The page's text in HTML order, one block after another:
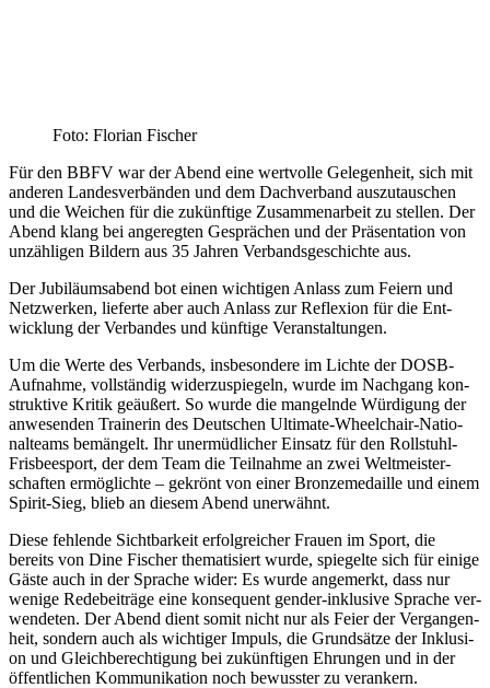
Foto: Flo­ri­an Fischer
Für den BBFV war der Abend eine wert­vol­le Gele­gen­heit, sich mit
ande­ren Lan­des­ver­bän­den und dem Dach­ver­band aus­zu­tau­schen
und die Wei­chen für die zukünf­ti­ge Zusam­men­ar­beit zu stel­len. Der
Abend klang bei ange­reg­ten Gesprä­chen und der Prä­sen­ta­ti­on von
unzäh­li­gen Bil­dern aus 35 Jah­ren Ver­bands­ge­schich­te aus.
Der Jubi­lä­ums­abend bot einen wich­ti­gen Anlass zum Fei­ern und
Netz­wer­ken, lie­fer­te aber auch Anlass zur Refle­xi­on für die Ent­
wick­lung der Ver­ban­des und künf­ti­ge Veranstaltungen.
Um die Wer­te des Ver­bands, ins­be­son­de­re im Lich­te der DOSB-
Auf­nah­me, voll­stän­dig wider­zu­spie­geln, wur­de im Nach­gang kon­
struk­ti­ve Kri­tik geäu­ßert. So wur­de die man­geln­de Wür­di­gung der
anwe­sen­den Trai­ne­rin des Deut­schen Ulti­ma­te-Wheel­chair-Natio­
nal­teams bemän­gelt. Ihr uner­müd­li­cher Ein­satz für den Roll­stuhl-
Fris­bee­s­port, der dem Team die Teil­nah­me an zwei Welt­meis­ter­
schaf­ten ermög­lich­te – gekrönt von einer Bron­ze­me­dail­le und einem
Spi­rit-Sieg, blieb an die­sem Abend unerwähnt.
Die­se feh­len­de Sicht­bar­keit erfolg­rei­cher Frau­en im Sport, die
bereits von Dine Fischer the­ma­ti­siert wur­de, spie­gel­te sich für eini­ge
Gäs­te auch in der Spra­che wider: Es wur­de ange­merkt, dass nur
weni­ge Rede­bei­trä­ge eine kon­se­quent gen­der-inklu­si­ve Spra­che ver­
wen­de­ten. Der Abend dient somit nicht nur als Fei­er der Ver­gan­gen­
heit, son­dern auch als wich­ti­ger Impuls, die Grund­sät­ze der Inklu­si­
on und Gleich­be­rech­ti­gung bei zukünf­ti­gen Ehrun­gen und in der
öffent­li­chen Kom­mu­ni­ka­ti­on noch bewuss­ter zu verankern.